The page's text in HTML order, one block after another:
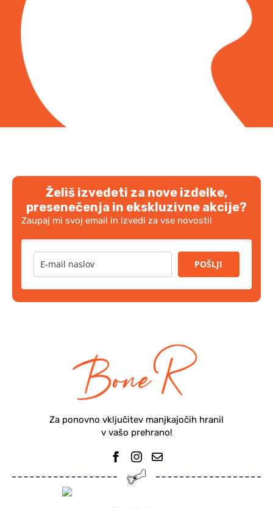
Želiš izvedeti za nove izdelke,
presenečenja in ekskluzivne akcije?
Zaupaj mi svoj email in izvedi za vse novosti!
POŠLJI
Za ponovno vključitev manjkajočih hranil
v vašo prehrano!